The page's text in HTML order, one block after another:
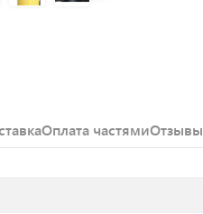
Оплата частямиОтзывы